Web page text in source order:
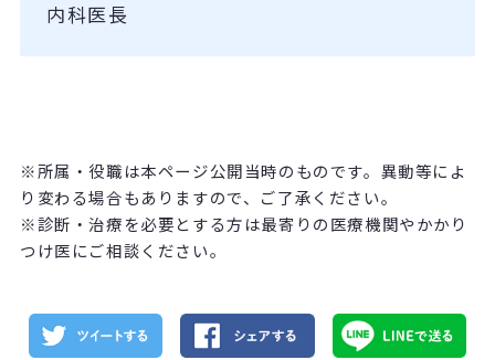
内科医長
※所属・役職は本ページ公開当時のものです。異動等によ
り変わる場合もありますので、ご了承ください。
※診断・治療を必要とする方は最寄りの医療機関やかかり
つけ医にご相談ください。